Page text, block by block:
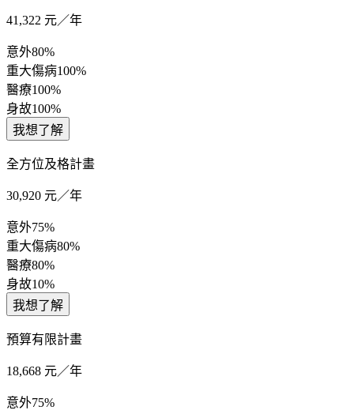
41,322 元／年
意外80%
重大傷病100%
醫療100%
身故100%
我想了解
全方位及格計畫
30,920 元／年
意外75%
重大傷病80%
醫療80%
身故10%
我想了解
預算有限計畫
18,668 元／年
意外75%